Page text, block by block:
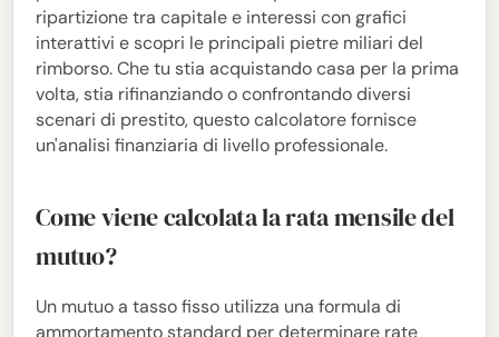
ripartizione tra capitale e interessi con grafici
interattivi e scopri le principali pietre miliari del
rimborso. Che tu stia acquistando casa per la prima
volta, stia rifinanziando o confrontando diversi
scenari di prestito, questo calcolatore fornisce
un'analisi finanziaria di livello professionale.
Come viene calcolata la rata mensile del
mutuo?
Un mutuo a tasso fisso utilizza una formula di
ammortamento standard per determinare rate